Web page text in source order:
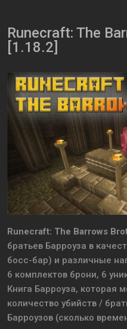
Runecraft: The
[1.18.2]
Runecraft: The Barrows
братьев Барроуза в
босс-бар) и различные
6 комплектов брони, 6
Книга Барроуза, которая
количество убийств /
Барроузов (сколько